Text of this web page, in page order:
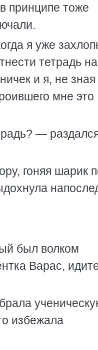
принципе тоже
я уже
тетрадь на
и я, не зная
мне это
—
гоняя шарик
был волком
Варас,
избежала